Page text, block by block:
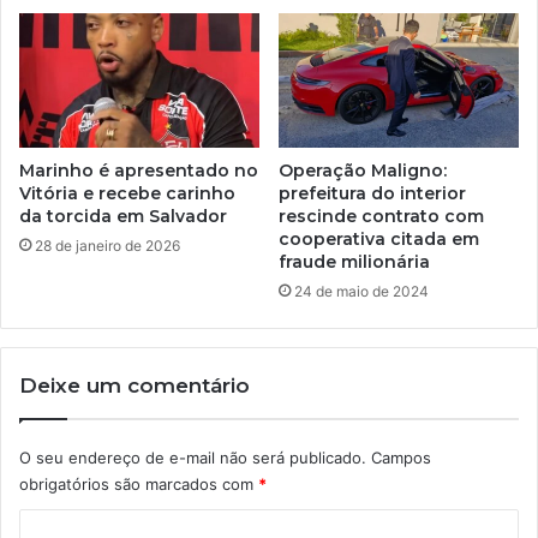
Marinho é apresentado no
Vitória e recebe carinho
da torcida em Salvador
28 de janeiro de 2026
Operação Maligno:
prefeitura do interior
rescinde contrato com
cooperativa citada em
fraude milionária
24 de maio de 2024
Deixe um comentário
O seu endereço de e-mail não será publicado. Campos
obrigatórios são marcados com *